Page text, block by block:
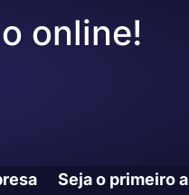
online!
Seja o primeiro a